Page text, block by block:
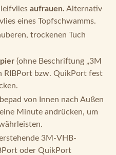
aufrauen. Alternativ
eines Topfschwamms.
trockenen Tuch
(ohne Beschriftung „3M
RIBPort bzw. QuikPort fest
von Innen nach Außen
Minute andrücken, um
3M-VHB-
oder QuikPort